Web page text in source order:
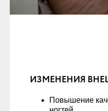
ИЗМЕНЕНИЯ
Повышение